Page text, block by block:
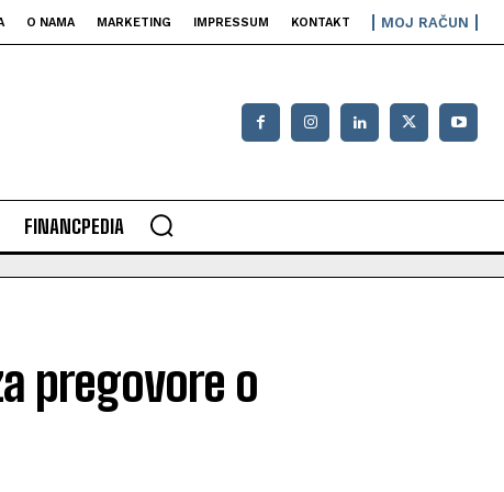
O NAMA MARKETING IMPRESSUM KONTAKT MOJ RAČUN
FINANCPEDIA
pregovore o